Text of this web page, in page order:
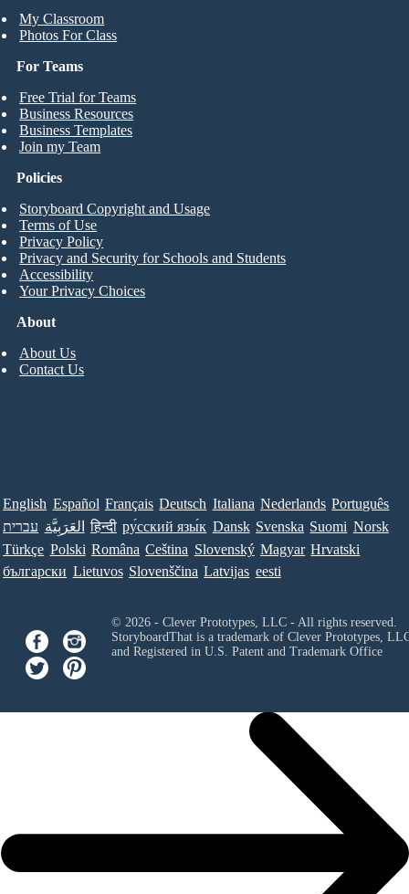
My Classroom
Photos For Class
For Teams
Free Trial for Teams
Business Resources
Business Templates
Join my Team
About
About Us
Contact Us
Policies
Storyboard Copyright and Usage
Terms of Use
Privacy Policy
Privacy and Security for Schools and Students
Accessibility
Your Privacy Choices
English Español Français Deutsch Italiana Nederlands Português
עברית العَرَبِيَّة हिन्दी ру́сский язы́к Dansk Svenska Suomi Norsk
Türkçe Polski Româna Ceština Slovenský Magyar Hrvatski
български Lietuvos Slovenščina Latvijas eesti
© 2026 - Clever Prototypes, LLC - All rights reserved.
StoryboardThat is a trademark of Clever Prototypes,
and Registered in U.S. Patent and Trademark Office